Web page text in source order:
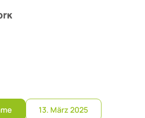
13. März 2025